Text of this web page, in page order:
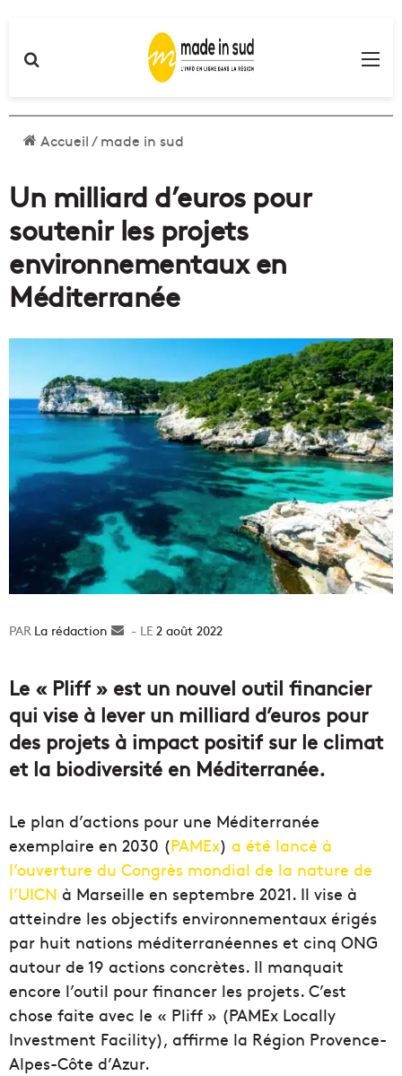
Accueil/made in sud
Un milliard d’euros pour
soutenir les projets
environnementaux en
Méditerranée
La rédaction
Envoyer2 août 2022
Le « Pliff » est un nouvel outil financier
qui vise à lever un milliard d’euros pour
des projets à impact positif sur le climat
et la biodiversité en Méditerranée.
Le plan d’actions pour une Méditerranée
exemplaire en 2030 (PAMEx) a été lancé à
l’ouverture du Congrès mondial de la nature de
l’UICN à Marseille en septembre 2021. Il vise à
atteindre les objectifs environnementaux érigés
par huit nations méditerranéennes et cinq ONG
autour de 19 actions concrètes. Il manquait
encore l’outil pour financer les projets. C’est
chose faite avec le « Pliff » (PAMEx Locally
Investment Facility), affirme la Région Provence-
Alpes-Côte d’Azur.